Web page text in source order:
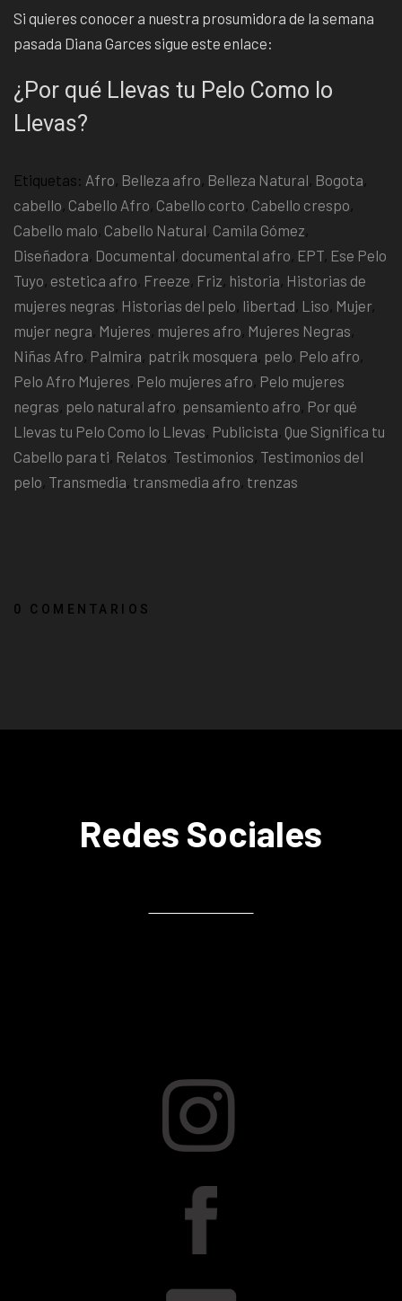
Si quieres conocer a nuestra prosumidora de la semana
pasada Diana Garces sigue este enlace:
¿Por qué Llevas tu Pelo Como lo
Llevas?
Etiquetas: Afro, Belleza afro, Belleza Natural, Bogota,
cabello, Cabello Afro, Cabello corto, Cabello crespo,
Cabello malo, Cabello Natural, Camila Gómez,
Diseñadora, Documental, documental afro, EPT, Ese Pelo
Tuyo, estetica afro, Freeze, Friz, historia, Historias de
mujeres negras, Historias del pelo, libertad, Liso, Mujer,
mujer negra, Mujeres, mujeres afro, Mujeres Negras,
Niñas Afro, Palmira, patrik mosquera, pelo, Pelo afro,
Pelo Afro Mujeres, Pelo mujeres afro, Pelo mujeres
negras, pelo natural afro, pensamiento afro, Por qué
Llevas tu Pelo Como lo Llevas, Publicista, Que Significa tu
Cabello para ti, Relatos, Testimonios, Testimonios del
pelo, Transmedia, transmedia afro, trenzas
0 COMENTARIOS
Redes Sociales